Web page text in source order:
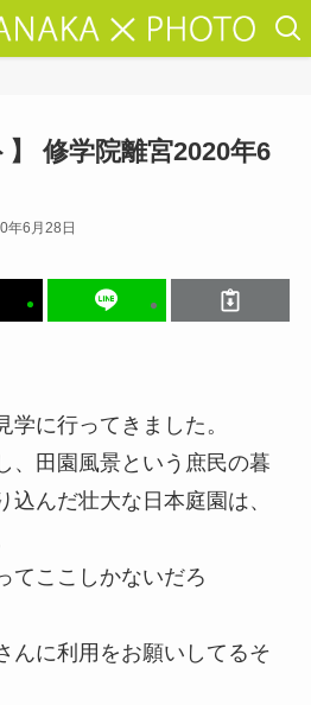
】 修学院離宮2020年6
年6月28日
学に行ってきました。
、田園風景という庶民の暮
込んだ壮大な日本庭園は、
てここしかないだろ
んに利用をお願いしてるそ